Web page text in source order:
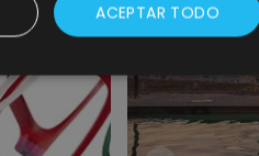
ACEPTAR TODO